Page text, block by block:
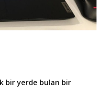
bir yerde bulan bir